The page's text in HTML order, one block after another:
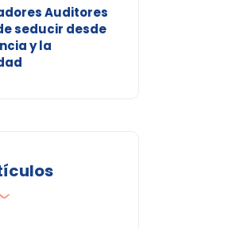
Auditores
seducir desde
y la